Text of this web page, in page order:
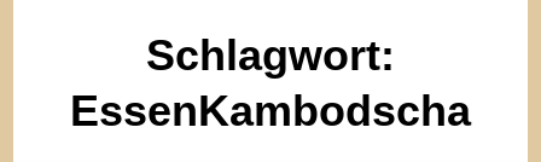
Schlagwort:
EssenKambodscha